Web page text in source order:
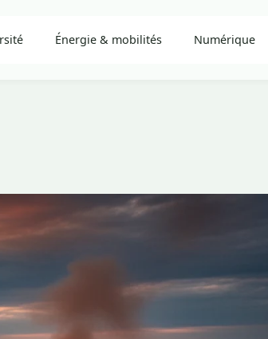
Énergie & mobilités Numérique